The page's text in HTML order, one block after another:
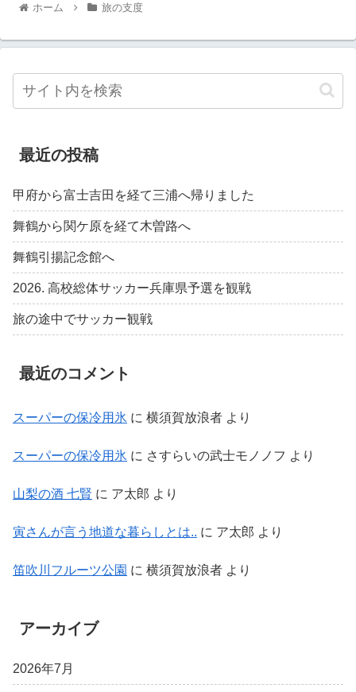
ホーム 旅の支度
最近の投稿
甲府から富士吉田を経て三浦へ帰りました
舞鶴から関ケ原を経て木曽路へ
舞鶴引揚記念館へ
2026. 高校総体サッカー兵庫県予選を観戦
旅の途中でサッカー観戦
最近のコメント
スーパーの保冷用氷 に 横須賀放浪者 より
スーパーの保冷用氷 に さすらいの武士モノノフ より
山梨の酒 七賢 に ア太郎 より
寅さんが言う地道な暮らしとは.. に ア太郎 より
笛吹川フルーツ公園 に 横須賀放浪者 より
アーカイブ
2026年7月